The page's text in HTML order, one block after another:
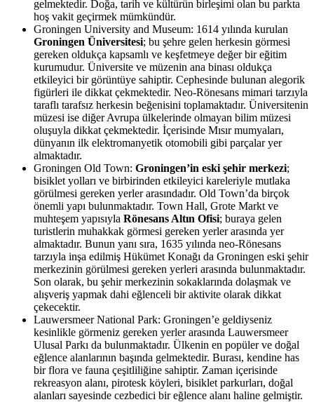
gelmektedir. Doğa, tarih ve kültürün birleşimi olan bu parkta
hoş vakit geçirmek mümkündür.
Groningen University and Museum: 1614 yılında kurulan
Groningen Üniversitesi; bu şehre gelen herkesin görmesi
gereken oldukça kapsamlı ve keşfetmeye değer bir eğitim
kurumudur. Üniversite ve müzenin ana binası oldukça
etkileyici bir görüntüye sahiptir. Cephesinde bulunan alegorik
figürleri ile dikkat çekmektedir. Neo-Rönesans mimari tarzıyla
taraflı tarafsız herkesin beğenisini toplamaktadır. Üniversitenin
müzesi ise diğer Avrupa ülkelerinde olmayan bilim müzesi
oluşuyla dikkat çekmektedir. İçerisinde Mısır mumyaları,
dünyanın ilk elektromanyetik otomobili gibi parçalar yer
almaktadır.
Groningen Old Town: Groningen’in eski şehir merkezi;
bisiklet yolları ve birbirinden etkileyici kareleriyle mutlaka
görülmesi gereken yerler arasındadır. Old Town’da birçok
önemli yapı bulunmaktadır. Town Hall, Grote Markt ve
muhteşem yapısıyla Rönesans Altın Ofisi; buraya gelen
turistlerin muhakkak görmesi gereken yerler arasında yer
almaktadır. Bunun yanı sıra, 1635 yılında neo-Rönesans
tarzıyla inşa edilmiş Hükümet Konağı da Groningen eski şehir
merkezinin görülmesi gereken yerleri arasında bulunmaktadır.
Son olarak, bu şehir merkezinin sokaklarında dolaşmak ve
alışveriş yapmak dahi eğlenceli bir aktivite olarak dikkat
çekecektir.
Lauwersmeer National Park: Groningen’e geldiyseniz
kesinlikle görmeniz gereken yerler arasında Lauwersmeer
Ulusal Parkı da bulunmaktadır. Ülkenin en popüler ve doğal
eğlence alanlarının başında gelmektedir. Burası, kendine has
bir flora ve fauna çeşitliliğine sahiptir. Zaman içerisinde
rekreasyon alanı, pirotesk köyleri, bisiklet parkurları, doğal
alanları sayesinde cezbedici bir eğlence alanı haline gelmiştir.